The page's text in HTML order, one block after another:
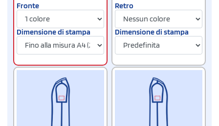
Fronte
Dimensione di stampa
Retro
Dimensione di stampa